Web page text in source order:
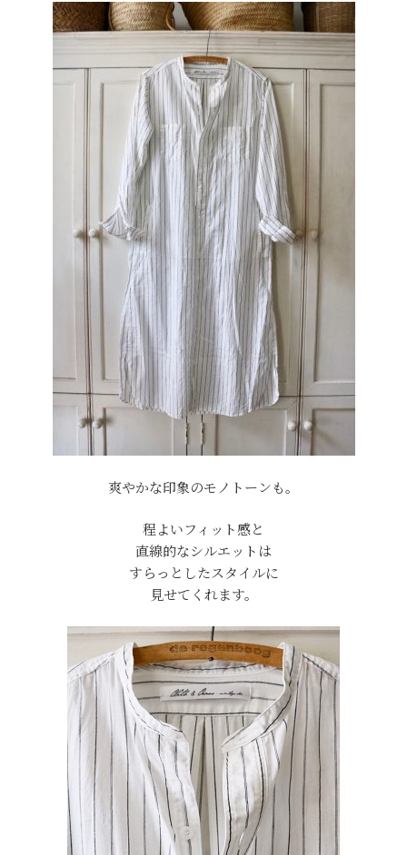
爽やかな印象のモノトーンも。
程よいフィット感と
直線的なシルエットは
すらっとしたスタイルに
見せてくれます。